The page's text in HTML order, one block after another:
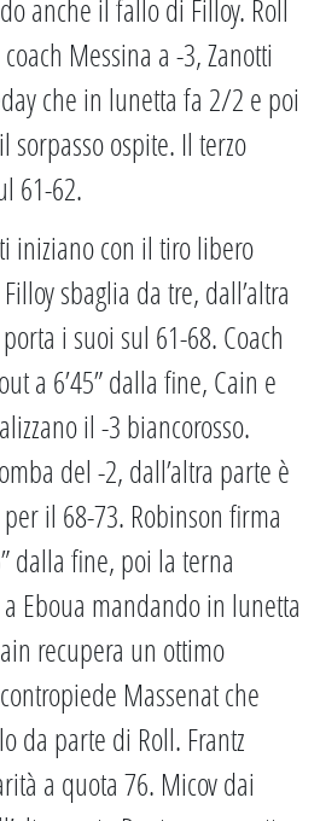
anche il fallo di Filloy. Roll
Messina a -3, Zanotti
che in lunetta fa 2/2 e poi
sorpasso ospite. Il terzo
61-62.
iniziano con il tiro libero
sbaglia da tre, dall’altra
i suoi sul 61-68. Coach
a 6’45” dalla fine, Cain e
il -3 biancorosso.
del -2, dall’altra parte è
il 68-73. Robinson firma
dalla fine, poi la terna
Eboua mandando in lunetta
recupera un ottimo
Massenat che
da parte di Roll. Frantz
a quota 76. Micov dai